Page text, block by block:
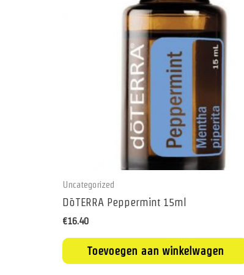
Uncategorized
DōTERRA Peppermint 15ml
€16.40
Toevoegen aan winkelwagen